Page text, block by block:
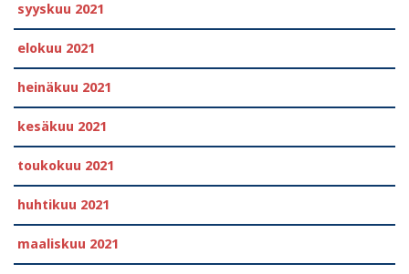
syyskuu 2021
elokuu 2021
heinäkuu 2021
kesäkuu 2021
toukokuu 2021
huhtikuu 2021
maaliskuu 2021